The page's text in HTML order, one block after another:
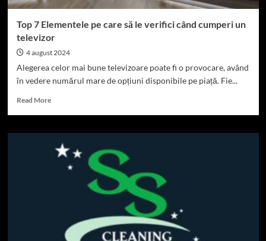
Top 7 Elementele pe care să le verifici când cumperi un
televizor
4 august 2024
Alegerea celor mai bune televizoare poate fi o provocare, având
în vedere numărul mare de opțiuni disponibile pe piață. Fie...
Read MoreRead
Top
Elementele
cumperi